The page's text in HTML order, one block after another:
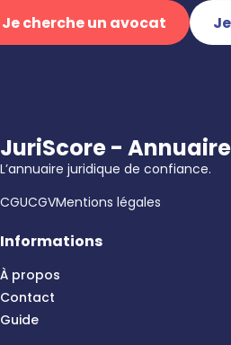
Je cherche un avocat
JuriScore -
L’annuaire juridique de confiance.
CGUCGVMentions légales
Informations
À propos
Contact
Guide